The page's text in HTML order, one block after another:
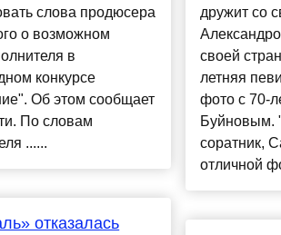
слова продюсера
о возможном
в
конкурсе
Об этом сообщает
По словам
......
отказалась
дружит со
своей
летняя
фото с 70-
Буйновым.
соратник,
отличной